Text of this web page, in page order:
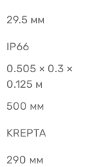
29.5 мм
IP66
0.505 × 0.3 ×
0.125 м
500 мм
KREPTA
290 мм